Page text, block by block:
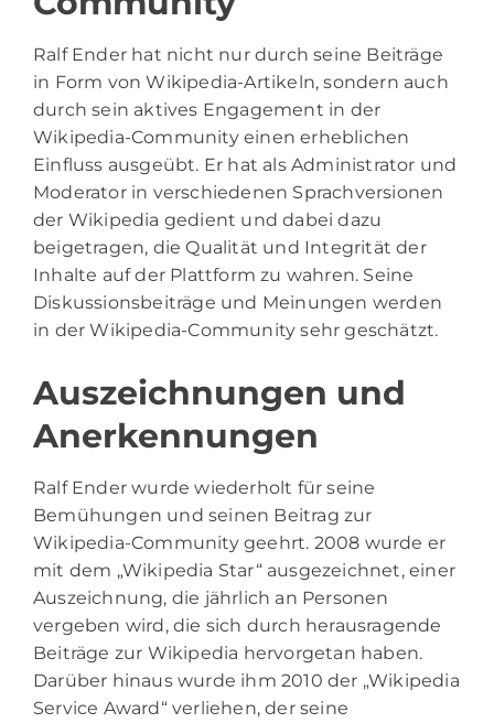
Ralf Ender hat nicht nur durch seine Beiträge
in Form von Wikipedia-Artikeln, sondern auch
durch sein aktives Engagement in der
Wikipedia-Community einen erheblichen
Einfluss ausgeübt. Er hat als Administrator und
Moderator in verschiedenen Sprachversionen
der Wikipedia gedient und dabei dazu
beigetragen, die Qualität und Integrität der
Inhalte auf der Plattform zu wahren. Seine
Diskussionsbeiträge und Meinungen werden
in der Wikipedia-Community sehr geschätzt.
Auszeichnungen und
Anerkennungen
Ralf Ender wurde wiederholt für seine
Bemühungen und seinen Beitrag zur
Wikipedia-Community geehrt. 2008 wurde er
mit dem „Wikipedia Star“ ausgezeichnet, einer
Auszeichnung, die jährlich an Personen
vergeben wird, die sich durch herausragende
Beiträge zur Wikipedia hervorgetan haben.
Darüber hinaus wurde ihm 2010 der „Wikipedia
Service Award“ verliehen, der seine